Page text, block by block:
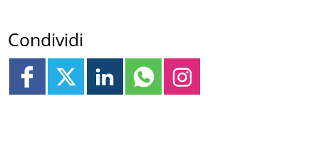
Condividi